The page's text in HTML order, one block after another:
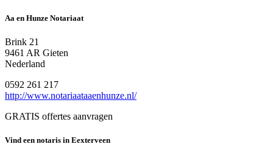
Aa en Hunze Notariaat
Brink 21
9461 AR Gieten
Nederland
0592 261 217
http://www.notariaataaenhunze.nl/
GRATIS offertes aanvragen
Vind een notaris in Eexterveen